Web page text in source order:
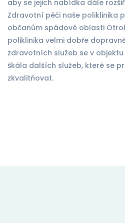
aby se jejich nabídka dále
Zdravotní péči naše poliklinika
občanům spádové oblasti
poliklinika velmi dobře
zdravotních služeb se v
škála dalších služeb, které se
zkvalitňovat.